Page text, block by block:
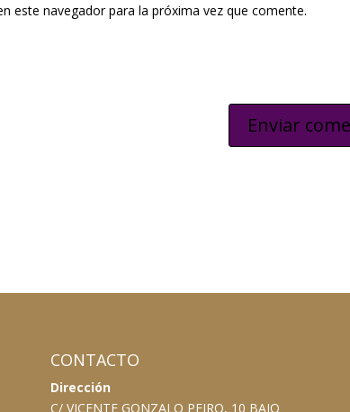
este navegador para la próxima vez que comente.
CONTACTO
Dirección
C/ VICENTE GONZALO PEIRO, 10 BAJO